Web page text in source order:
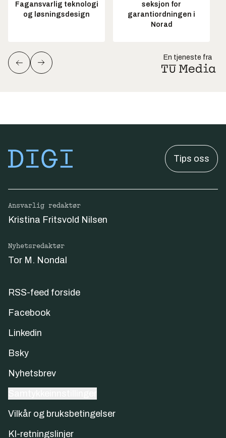
Fagansvarlig teknologi
og løsningsdesign
seksjon for
garantiordningen i
Norad
En tjeneste fra
Tips oss
Ansvarlig redaktør
Kristina Fritsvold Nilsen
Nyhetsredaktør
Tor M. Nondal
RSS-feed forside
Facebook
Linkedin
Bsky
Nyhetsbrev
Vilkår og bruksbetingelser
KI-retningslinjer